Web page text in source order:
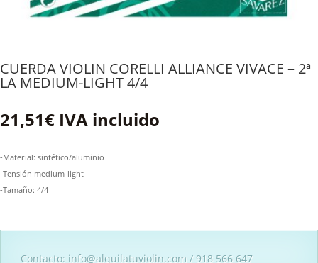
CUERDA VIOLIN CORELLI ALLIANCE VIVACE – 2ª
LA MEDIUM-LIGHT 4/4
21,51€ IVA incluido
-Material: sintético/aluminio
-Tensión medium-light
-Tamaño: 4/4
Contacto: info@alquilatuviolin.com / 918 566 647